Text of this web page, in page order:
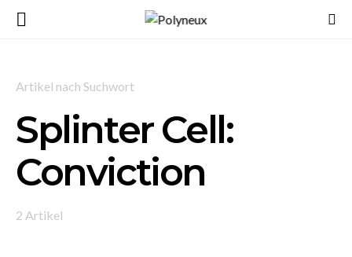
Artikel nach Suchwort
Splinter Cell:
Conviction
2 Artikel